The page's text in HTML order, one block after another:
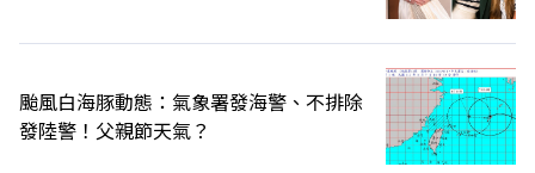
颱風白海豚動態：氣象署發海警、不排除
發陸警！父親節天氣？